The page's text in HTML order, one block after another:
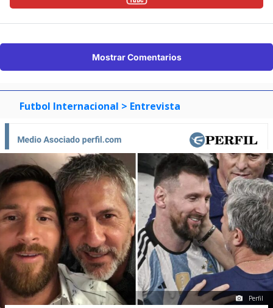
Mostrar Comentarios
Futbol Internacional > Entrevista
Perfil